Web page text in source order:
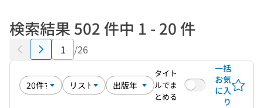
検索結果 502 件中 1 - 20 件
/26
タイト
ルでま
とめる
一括
お気
に入
り